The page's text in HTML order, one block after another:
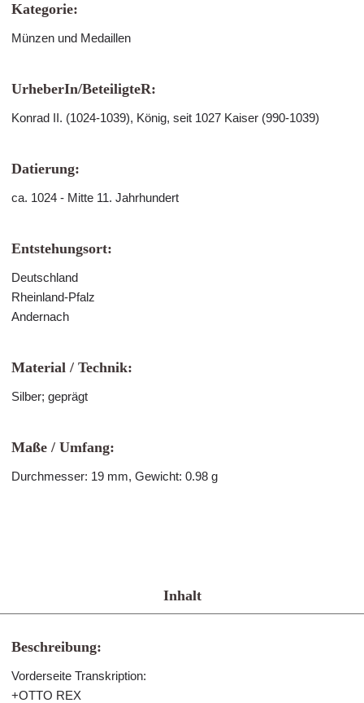
Kategorie:
Münzen und Medaillen
UrheberIn/BeteiligteR:
Konrad II. (1024-1039), König, seit 1027 Kaiser (990-1039)
Datierung:
ca. 1024 - Mitte 11. Jahrhundert
Entstehungsort:
Deutschland
Rheinland-Pfalz
Andernach
Material / Technik:
Silber; geprägt
Maße / Umfang:
Durchmesser: 19 mm, Gewicht: 0.98 g
Inhalt
Beschreibung:
Vorderseite Transkription:
+OTTO REX